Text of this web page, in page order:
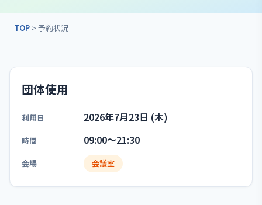
TOP > 予約状況
団体使用
利用日 2026年7月23日 (木)
時間 09:00〜21:30
会場 会議室